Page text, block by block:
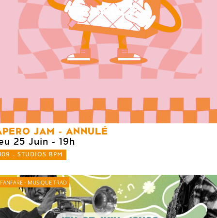
ANNULÉ
JAM - ANNULÉ
25 Juin - 19h
- STUDIOS BPM
FANFARE - MUSIQUE TRAD